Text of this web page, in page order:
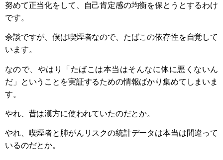
努めて正当化をして、自己肯定感の均衡を保とうとするわけ
です。
余談ですが、僕は喫煙者なので、たばこの依存性を自覚して
います。
なので、やはり「たばこは本当はそんなに体に悪くないん
だ」ということを実証するための情報ばかり集めてしまいま
す。
やれ、昔は漢方に使われていたのだとか。
やれ、喫煙者と肺がんリスクの統計データは本当は間違って
いるのだとか。